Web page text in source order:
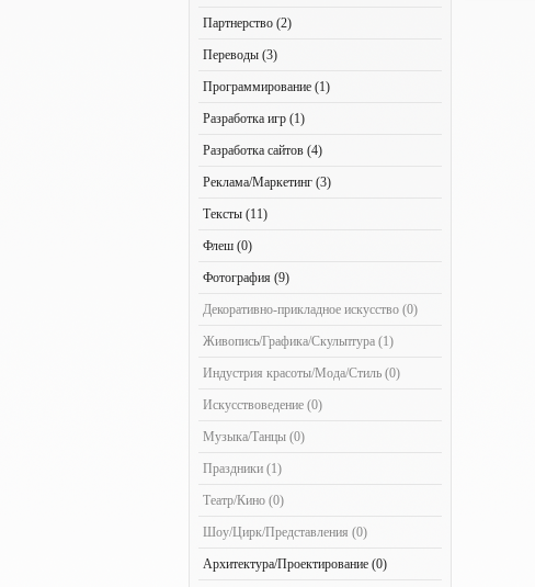
Партнерство (2)
Переводы (3)
Программирование (1)
Разработка игр (1)
Разработка сайтов (4)
Реклама/Маркетинг (3)
Тексты (11)
Флеш (0)
Фотография (9)
Декоративно-прикладное искусство (0)
Живопись/Графика/Скульптура (1)
Индустрия красоты/Мода/Стиль (0)
Искусствоведение (0)
Музыка/Танцы (0)
Праздники (1)
Театр/Кино (0)
Шоу/Цирк/Представления (0)
Архитектура/Проектирование (0)